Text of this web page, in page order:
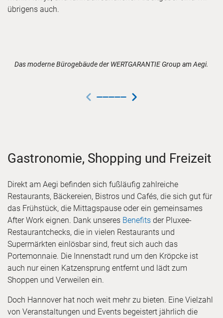
übrigens auch.
Zum Wechseln der Karten die Pfeiltasten links und rechts,
Das moderne Bürogebäude der WERTGARANTIE Group am Aegi.
1von
Zurück
Zurück-Button ist deaktiviert, da Sie
Aktueller Slide. Drücken Sie Enter
Weiter
Gastronomie, Shopping und Freizeit
Direkt am Aegi befinden sich fußläufig zahlreiche
Restaurants, Bäckereien, Bistros und Cafés, die sich gut für
das Frühstück, die Mittagspause oder ein gemeinsames
After Work eignen. Dank unseres Benefits der Pluxee-
Restaurantchecks, die in vielen Restaurants und
Supermärkten einlösbar sind, freut sich auch das
Portemonnaie. Die Innenstadt rund um den Kröpcke ist
auch nur einen Katzensprung entfernt und lädt zum
Shoppen und Verweilen ein.
Doch Hannover hat noch weit mehr zu bieten. Eine Vielzahl
von Veranstaltungen und Events begeistert jährlich die